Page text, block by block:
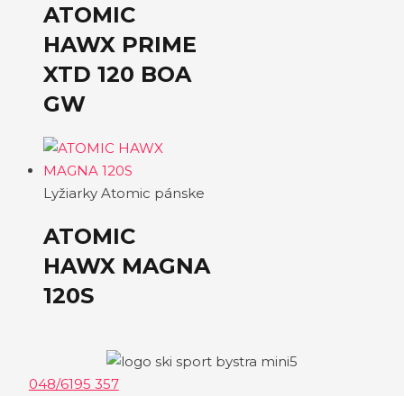
ATOMIC
HAWX PRIME
XTD 120 BOA
GW
Lyžiarky Atomic pánske
ATOMIC
HAWX MAGNA
120S
048/6195 357